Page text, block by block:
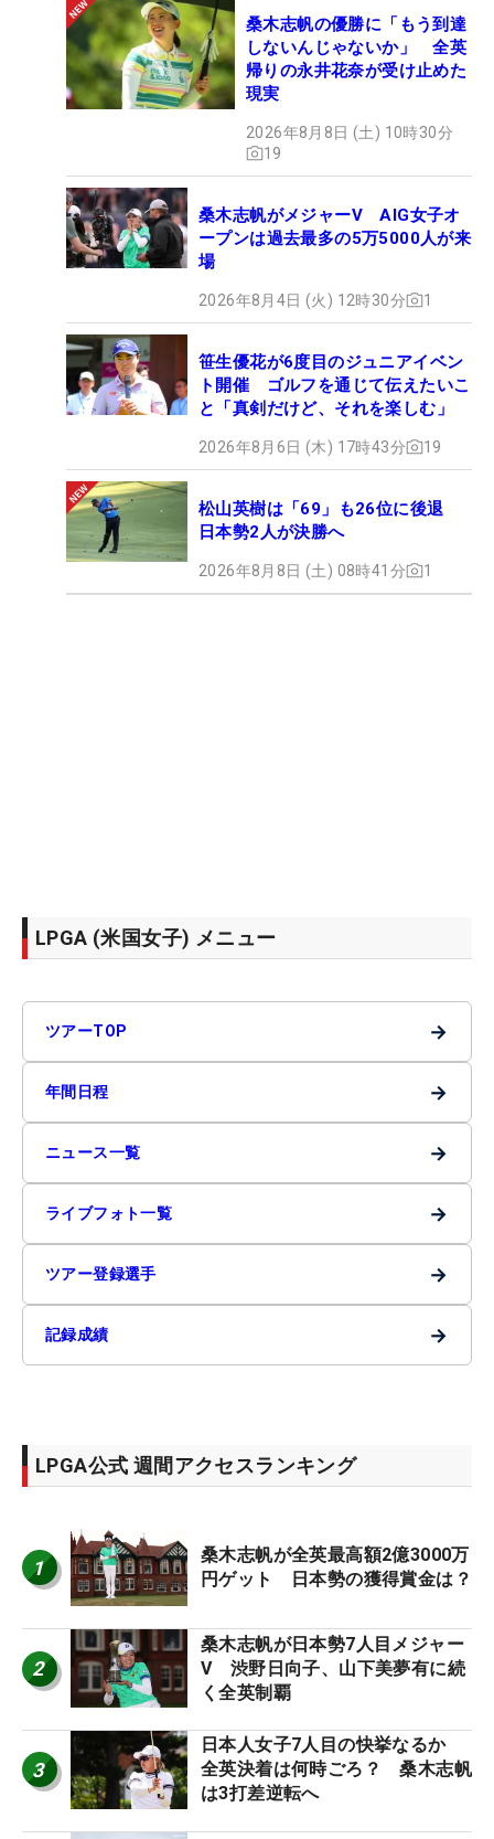
桑木志帆の優勝に「もう到達
しないんじゃないか」 全英
帰りの永井花奈が受け止めた
現実
2026年8月8日 (土) 10時30分
19
桑木志帆がメジャーV AIG女子オ
ープンは過去最多の5万5000人が来
場
2026年8月4日 (火) 12時30分 1
笹生優花が6度目のジュニアイベン
ト開催 ゴルフを通じて伝えたいこ
と「真剣だけど、それを楽しむ」
2026年8月6日 (木) 17時43分 19
松山英樹は「69」も26位に後退
日本勢2人が決勝へ
2026年8月8日 (土) 08時41分 1
LPGA (米国女子) メニュー
ツアーTOP →
年間日程 →
ニュース一覧 →
ライブフォト一覧 →
ツアー登録選手 →
記録成績 →
LPGA公式 週間アクセスランキング
1
桑木志帆が全英最高額2億3000万
円ゲット 日本勢の獲得賞金は？
2
桑木志帆が日本勢7人目メジャー
V 渋野日向子、山下美夢有に続
く全英制覇
3
日本人女子7人目の快挙なるか
全英決着は何時ごろ？ 桑木志帆
は3打差逆転へ